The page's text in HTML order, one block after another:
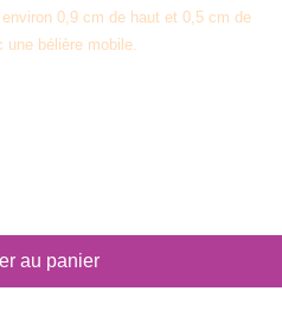
0,9 cm de haut et 0,5 cm de
bélière mobile.
au panier